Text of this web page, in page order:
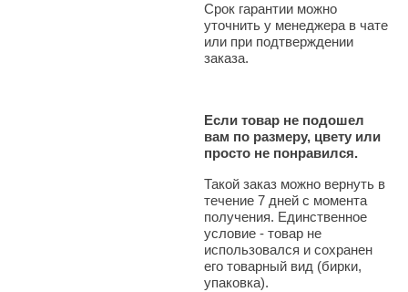
Срок гарантии можно
уточнить у менеджера в чате
или при подтверждении
заказа.
Если товар не подошел
вам по размеру, цвету или
просто не понравился.
Такой заказ можно вернуть в
течение 7 дней с момента
получения. Единственное
условие - товар не
использовался и сохранен
его товарный вид (бирки,
упаковка).